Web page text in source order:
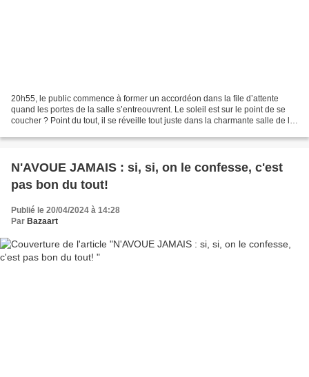
20h55, le public commence à former un accordéon dans la file d’attente
quand les portes de la salle s’entreouvrent. Le soleil est sur le point de se
coucher ? Point du tout, il se réveille tout juste dans la charmante salle de la
N'AVOUE JAMAIS : si, si, on le confesse, c'est
pas bon du tout!
Publié le 20/04/2024 à 14:28
Par Bazaart